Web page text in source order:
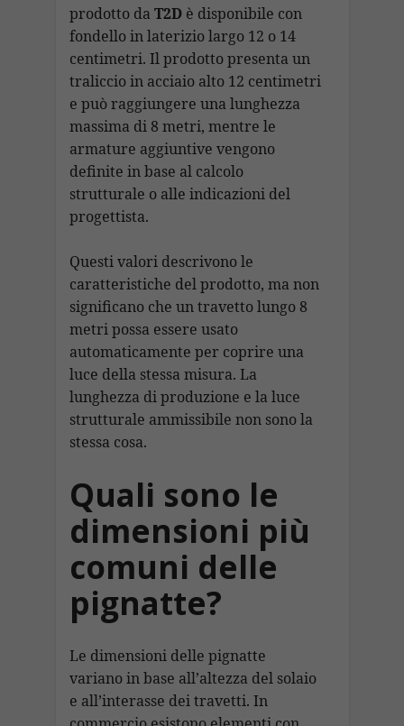
prodotto daT2Dè disponibile con
fondello in laterizio largo 12 o 14
centimetri. Il prodotto presenta un
traliccio in acciaio alto 12 centimetri
e può raggiungere una lunghezza
massima di 8 metri, mentre le
armature aggiuntive vengono
definite in base al calcolo
strutturale o alle indicazioni del
progettista.
Questi valori descrivono le
caratteristiche del prodotto, ma non
significano che un travetto lungo 8
metri possa essere usato
automaticamente per coprire una
luce della stessa misura. La
lunghezza di produzione e la luce
strutturale ammissibile non sono la
stessa cosa.
Quali sono le
dimensioni più
comuni delle
pignatte?
Le dimensioni delle pignatte
variano in base all’altezza del solaio
e all’interasse dei travetti. In